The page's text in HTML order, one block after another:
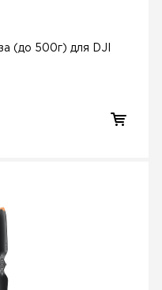
(до 500г) для DJI